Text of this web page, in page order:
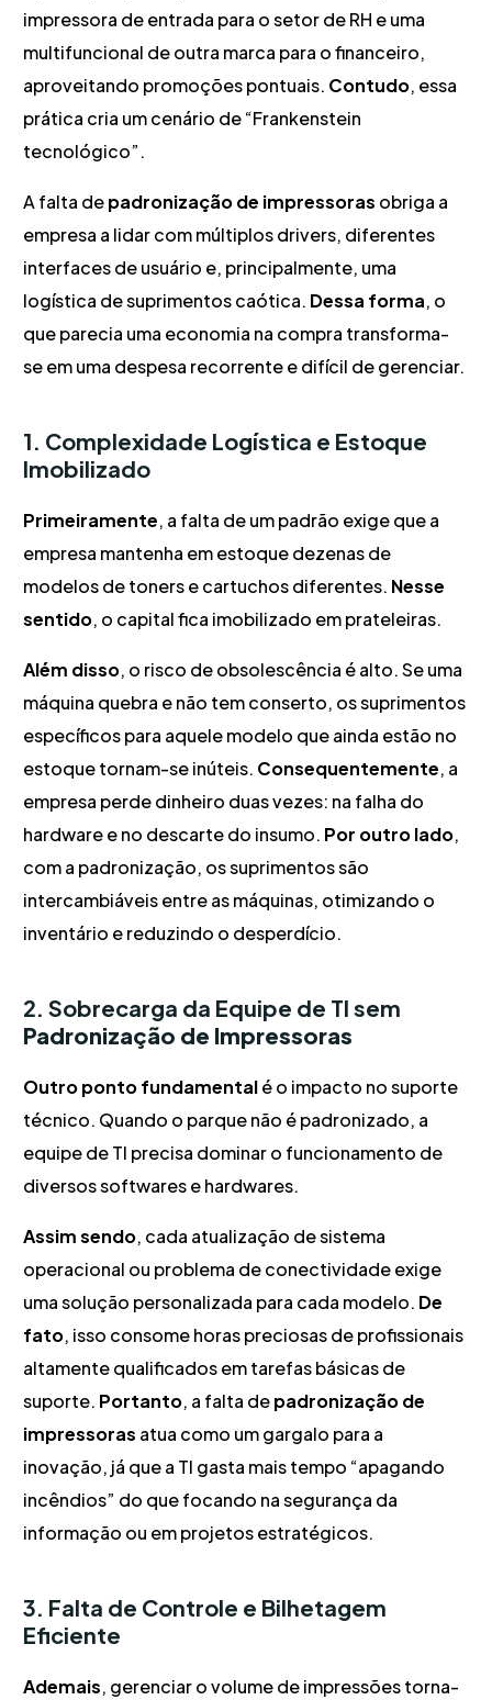
impressora de entrada para o setor de RH e uma
multifuncional de outra marca para o financeiro,
aproveitando promoções pontuais. Contudo, essa
prática cria um cenário de “Frankenstein
tecnológico”.
A falta depadronização de impressoras obriga a
empresa a lidar com múltiplos drivers, diferentes
interfaces de usuário e, principalmente, uma
logística de suprimentos caótica. Dessa forma, o
que parecia uma economia na compra transforma-
se em uma despesa recorrente e difícil de gerenciar.
1. Complexidade Logística e Estoque
Imobilizado
Primeiramente, a falta de um padrão exige que a
empresa mantenha em estoque dezenas de
modelos de toners e cartuchos diferentes. Nesse
sentido, o capital fica imobilizado em prateleiras.
Além disso, o risco de obsolescência é alto. Se uma
máquina quebra e não tem conserto, os suprimentos
específicos para aquele modelo que ainda estão no
estoque tornam-se inúteis. Consequentemente, a
empresa perde dinheiro duas vezes: na falha do
hardware e no descarte do insumo. Por outro lado,
com a padronização, os suprimentos são
intercambiáveis entre as máquinas, otimizando o
inventário e reduzindo o desperdício.
2. Sobrecarga da Equipe de TI sem
Padronização de Impressoras
Outro ponto fundamentalé o impacto no suporte
técnico. Quando o parque não é padronizado, a
equipe de TI precisa dominar o funcionamento de
diversos softwares e hardwares.
Assim sendo, cada atualização de sistema
operacional ou problema de conectividade exige
uma solução personalizada para cada modelo. De
fato, isso consome horas preciosas de profissionais
altamente qualificados em tarefas básicas de
suporte. Portanto, a falta depadronização de
impressoras atua como um gargalo para a
inovação, já que a TI gasta mais tempo “apagando
incêndios” do que focando na segurança da
informação ou em projetos estratégicos.
3. Falta de Controle e Bilhetagem
Eficiente
Ademais, gerenciar o volume de impressões torna-